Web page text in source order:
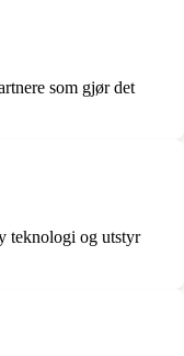
som gjør det
teknologi og utstyr